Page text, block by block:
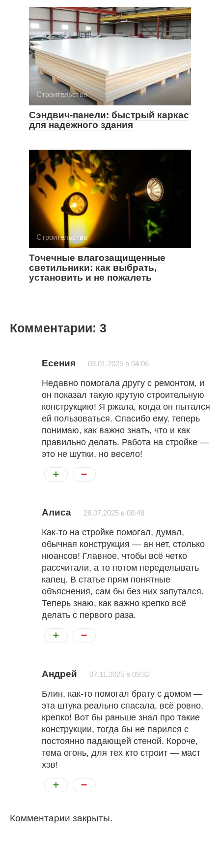
Строительство
Сэндвич-панели: быстрый каркас
для надежного здания
Строительство
Точечные влагозащищенные
светильники: как выбрать,
установить и не пожалеть
Комментарии: 3
Есения 03.01.2025 в 04:06
Недавно помогала другу с ремонтом, и
он показал такую крутую строительную
конструкцию! Я ржала, когда он пытался
ей пользоваться. Спасибо ему, теперь
понимаю, как важно знать, что и как
правильно делать. Работа на стройке —
это не шутки, но весело!
Алиса 28.07.2025 в 08:48
Как-то на стройке помогал, думал,
обычная конструкция — ан нет, столько
нюансов! Главное, чтобы всё четко
рассчитали, а то потом переделывать
капец. В статье прям понятные
объяснения, сам бы без них запутался.
Теперь знаю, как важно крепко всё
делать с первого раза.
Андрей 07.11.2025 в 09:32
Блин, как-то помогал брату с домом —
эта штука реально спасала, всё ровно,
крепко! Вот бы раньше знал про такие
конструкции, тогда бы не парился с
постоянно падающей стеной. Короче,
тема огонь, для тех кто строит — маст
хэв!
Комментарии закрыты.